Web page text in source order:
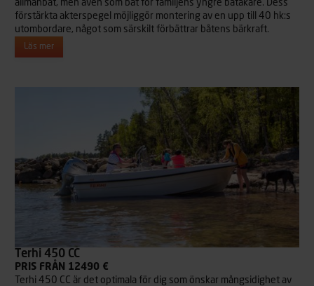
allmänbåt, men även som båt för familjens yngre båtåkare. Dess
förstärkta akterspegel möjliggör montering av en upp till 40 hk:s
utombordare, något som särskilt förbättrar båtens bärkraft.
Läs mer
Terhi 450 CC
PRIS FRÅN 12490 €
Terhi 450 CC är det optimala för dig som önskar mångsidighet av